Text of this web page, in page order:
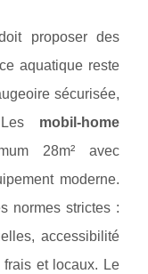
proposer des
aquatique reste
sécurisée,
mobil-home
28m² avec
moderne.
normes strictes :
accessibilité
frais et locaux. Le